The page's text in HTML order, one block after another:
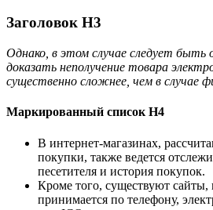
Заголовок H3
Однако, в этом случае следует
доказать неполучение товара
существенно сложнее, чем в случае
Маркированный список H4
В интернет-магазинах,
покупки, также ведется
песетителя и история покупок.
Кроме того, существуют сайты,
принимается по телефону,